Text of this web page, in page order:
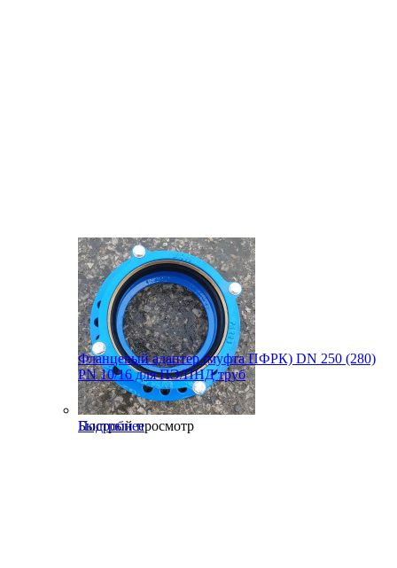
Быстрый просмотр
Фланцевый адаптер (муфта ПФРК) DN 250 (280)
PN 10/16 для ПЭ/ПНД труб
Подробнее